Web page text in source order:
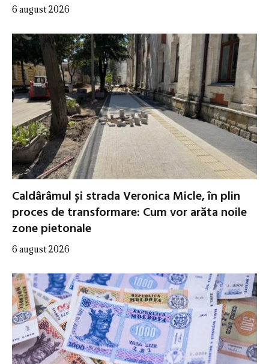
6 august 2026
Caldârâmul și strada Veronica Micle, în plin
proces de transformare: Cum vor arăta noile
zone pietonale
6 august 2026